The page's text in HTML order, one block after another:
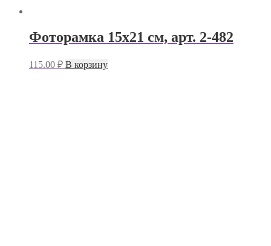
Фоторамка 15х21 см, арт. 2-482
115.00 ₽ В корзину